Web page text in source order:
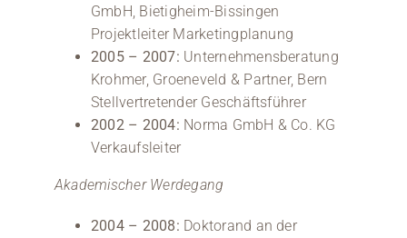
GmbH, Bietigheim-Bissingen
Projektleiter Marketingplanung
2005 – 2007: Unternehmensberatung
Krohmer, Groeneveld & Partner, Bern
Stellvertretender Geschäftsführer
2002 – 2004: Norma GmbH & Co. KG
Verkaufsleiter
Akademischer Werdegang
2004 – 2008: Doktorand an der